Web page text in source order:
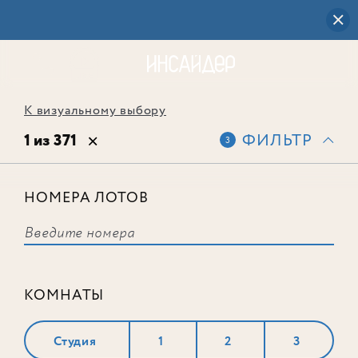
К визуальному выбору
1 из 371 3 ФИЛЬТР
НОМЕРА ЛОТОВ
КОМНАТЫ
Студия 1 2 3